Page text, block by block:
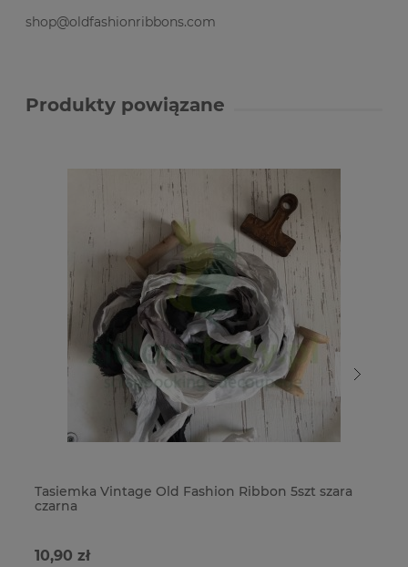
shop@oldfashionribbons.com
Produkty powiązane
Tasiemka Vintage Old Fashion Ribbon 5szt szara
czarna
10,90 zł